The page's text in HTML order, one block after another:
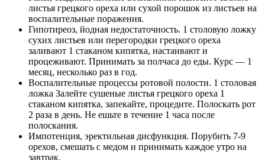
листья грецкого ореха или сухой порошок из листьев на
воспалительные поражения.
Гипотиреоз, йодная недостаточность. 1 столовую ложку
сухих листьев или перегородки грецкого ореха
заливают 1 стаканом кипятка, настаивают и
процеживают. Принимать за полчаса до еды. Курс — 1
месяц, несколько раз в год.
Воспалительные процессы ротовой полости. 1 столовая
ложка Залейте сушеные листья грецкого ореха 1
стаканом кипятка, запекайте, процедите. Полоскать рот
2 раза в день. Не ешьте в течение 1 часа после
полоскания.
Импотенция, эректильная дисфункция. Порубить 7-9
орехов, смешать с медом и принимать каждое утро на
завтрак.